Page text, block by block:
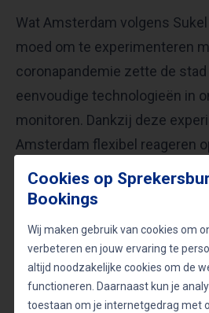
Wat Amsterdam volgens
moed om te experimenteren
coronapandemie zette de
eenvoudige technologieën in
monitoren. Dankzij deze
Amsterdam flexibel reageren
en snel effectieve
Sukel ziet AI als een krachtig
steden leefbaarder en eerlijker
benadrukt hij dat verantwoord
Cookies op
Bookings
Wij maken gebruik van cookies om
verbeteren en jouw ervaring te
altijd noodzakelijke cookies om de
functioneren. Daarnaast kun je
toestaan om je internetgedrag met